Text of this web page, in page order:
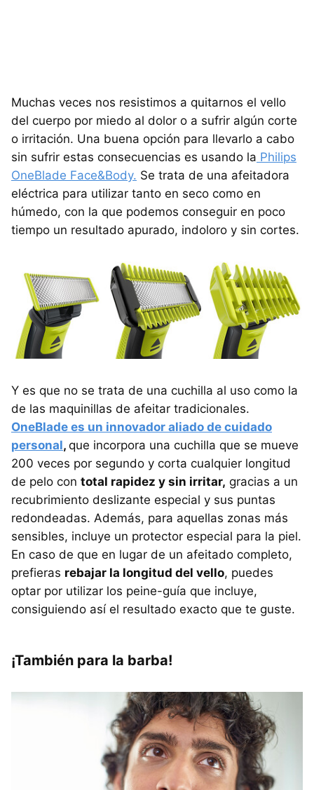
Muchas veces nos resistimos a quitarnos el vello
del cuerpo por miedo al dolor o a sufrir algún corte
o irritación. Una buena opción para llevarlo a cabo
sin sufrir estas consecuencias es usando la Philips
OneBlade Face&Body. Se trata de una afeitadora
eléctrica para utilizar tanto en seco como en
húmedo, con la que podemos conseguir en poco
tiempo un resultado apurado, indoloro y sin cortes.
Y es que no se trata de una cuchilla al uso como la
de las maquinillas de afeitar tradicionales.
OneBlade es un innovador aliado de cuidado
personal, que incorpora una cuchilla que se mueve
200 veces por segundo y corta cualquier longitud
de pelo con total rapidez y sin irritar, gracias a un
recubrimiento deslizante especial y sus puntas
redondeadas. Además, para aquellas zonas más
sensibles, incluye un protector especial para la piel.
En caso de que en lugar de un afeitado completo,
prefieras rebajar la longitud del vello, puedes
optar por utilizar los peine-guía que incluye,
consiguiendo así el resultado exacto que te guste.
¡También para la barba!